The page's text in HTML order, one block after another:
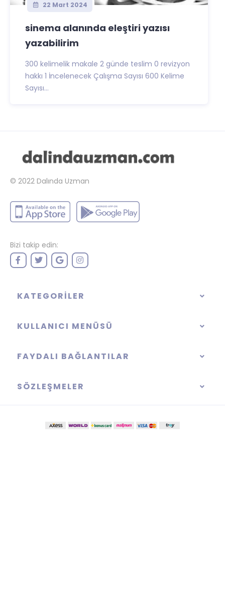
22 Mart 2024
sinema alanında eleştiri yazısı
yazabilirim
300 kelimelik makale 2 günde teslim 0 revizyon
hakkı 1 İncelenecek Çalışma Sayısı 600 Kelime
Sayısı...
© 2022 Dalında Uzman
Bizi takip edin:
KATEGORILER
KULLANICI MENÜSÜ
FAYDALI BAĞLANTILAR
SÖZLEŞMELER